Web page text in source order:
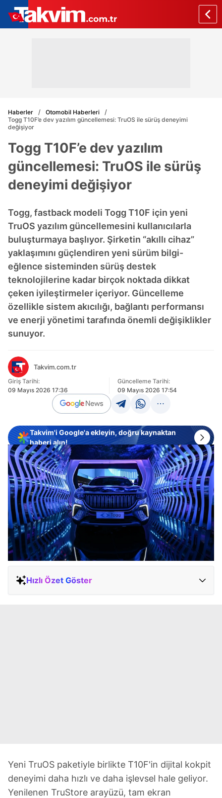
Haberler
Otomobil Haberleri
Togg T10F’e dev yazılım güncellemesi: TruOS ile sürüş deneyimi
değişiyor
Togg T10F’e dev yazılım
güncellemesi: TruOS ile sürüş
deneyimi değişiyor
Togg, fastback modeli Togg T10F için yeni
TruOS yazılım güncellemesini kullanıcılarla
buluşturmaya başlıyor. Şirketin “akıllı cihaz”
yaklaşımını güçlendiren yeni sürüm bilgi-
eğlence sisteminden sürüş destek
teknolojilerine kadar birçok noktada dikkat
çeken iyileştirmeler içeriyor. Güncelleme
özellikle sistem akıcılığı, bağlantı performansı
ve enerji yönetimi tarafında önemli değişiklikler
sunuyor.
Takvim.com.tr
Giriş Tarihi:
09 Mayıs 2026 17:36
Güncelleme Tarihi:
09 Mayıs 2026 17:54
Takvim'i Google'a ekleyin, doğru kaynaktan
haberi alın!
Hızlı Özet Göster
Yeni TruOS paketiyle birlikte T10F'in dijital kokpit
deneyimi daha hızlı ve daha işlevsel hale geliyor.
Yenilenen TruStore arayüzü, tam ekran